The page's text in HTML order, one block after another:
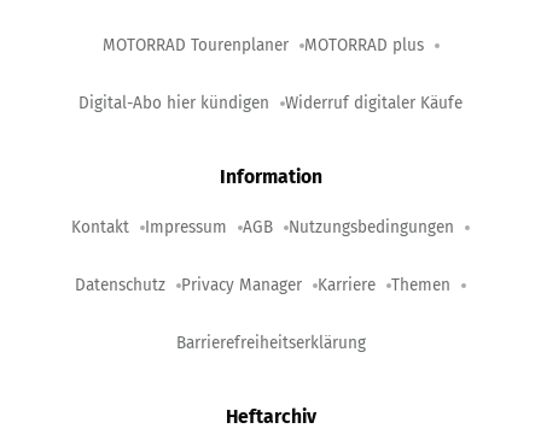
MOTORRAD Tourenplaner MOTORRAD plus
Digital-Abo hier kündigen Widerruf digitaler Käufe
Information
Kontakt Impressum AGB Nutzungsbedingungen
Datenschutz Privacy Manager Karriere Themen
Barrierefreiheitserklärung
Heftarchiv